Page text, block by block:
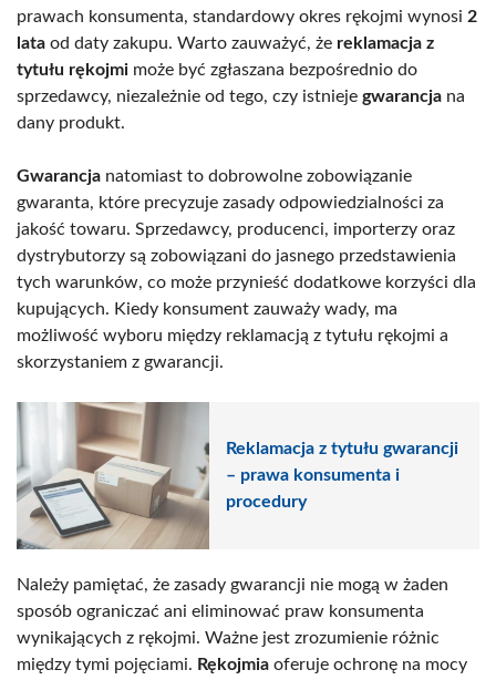
prawach konsumenta, standardowy okres rękojmi wynosi 2
lata od daty zakupu. Warto zauważyć, że reklamacja z
tytułu rękojmi może być zgłaszana bezpośrednio do
sprzedawcy, niezależnie od tego, czy istnieje gwarancja na
dany produkt.
Gwarancja natomiast to dobrowolne zobowiązanie
gwaranta, które precyzuje zasady odpowiedzialności za
jakość towaru. Sprzedawcy, producenci, importerzy oraz
dystrybutorzy są zobowiązani do jasnego przedstawienia
tych warunków, co może przynieść dodatkowe korzyści dla
kupujących. Kiedy konsument zauważy wady, ma
możliwość wyboru między reklamacją z tytułu rękojmi a
skorzystaniem z gwarancji.
Reklamacja z tytułu gwarancji
– prawa konsumenta i
procedury
Należy pamiętać, że zasady gwarancji nie mogą w żaden
sposób ograniczać ani eliminować praw konsumenta
wynikających z rękojmi. Ważne jest zrozumienie różnic
między tymi pojęciami. Rękojmia oferuje ochronę na mocy